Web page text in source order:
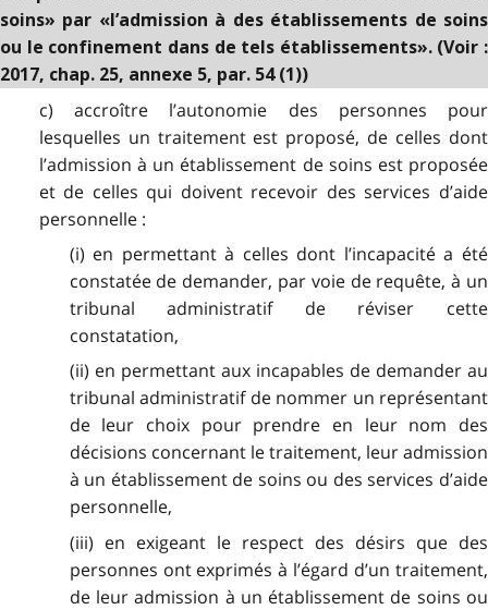
soins» par «l’admission à des établissements de soins
ou le confinement dans de tels établissements». (Voir :
2017, chap. 25, annexe 5, par. 54 (1))
c) accroître l’autonomie des personnes pour
lesquelles un traitement est proposé, de celles dont
l’admission à un établissement de soins est proposée
et de celles qui doivent recevoir des services d’aide
personnelle :
(i) en permettant à celles dont l’incapacité a été
constatée de demander, par voie de requête, à un
tribunal administratif de réviser cette
constatation,
(ii) en permettant aux incapables de demander au
tribunal administratif de nommer un représentant
de leur choix pour prendre en leur nom des
décisions concernant le traitement, leur admission
à un établissement de soins ou des services d’aide
personnelle,
(iii) en exigeant le respect des désirs que des
personnes ont exprimés à l’égard d’un traitement,
de leur admission à un établissement de soins ou